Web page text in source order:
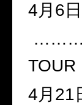
4月 6 日
TOUR
4月 21